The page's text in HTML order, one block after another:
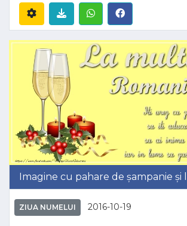
Imagine cu pahare de șampanie și
ZIUA NUMELUI 2016-10-19